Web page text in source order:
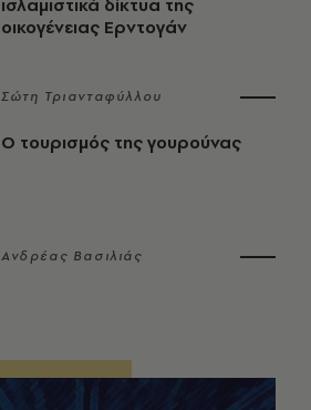
οικογένειας Ερντογάν
Σώτη Τριανταφύλλου
Ο τουρισμός της γουρούνας
Ανδρέας Βασιλιάς